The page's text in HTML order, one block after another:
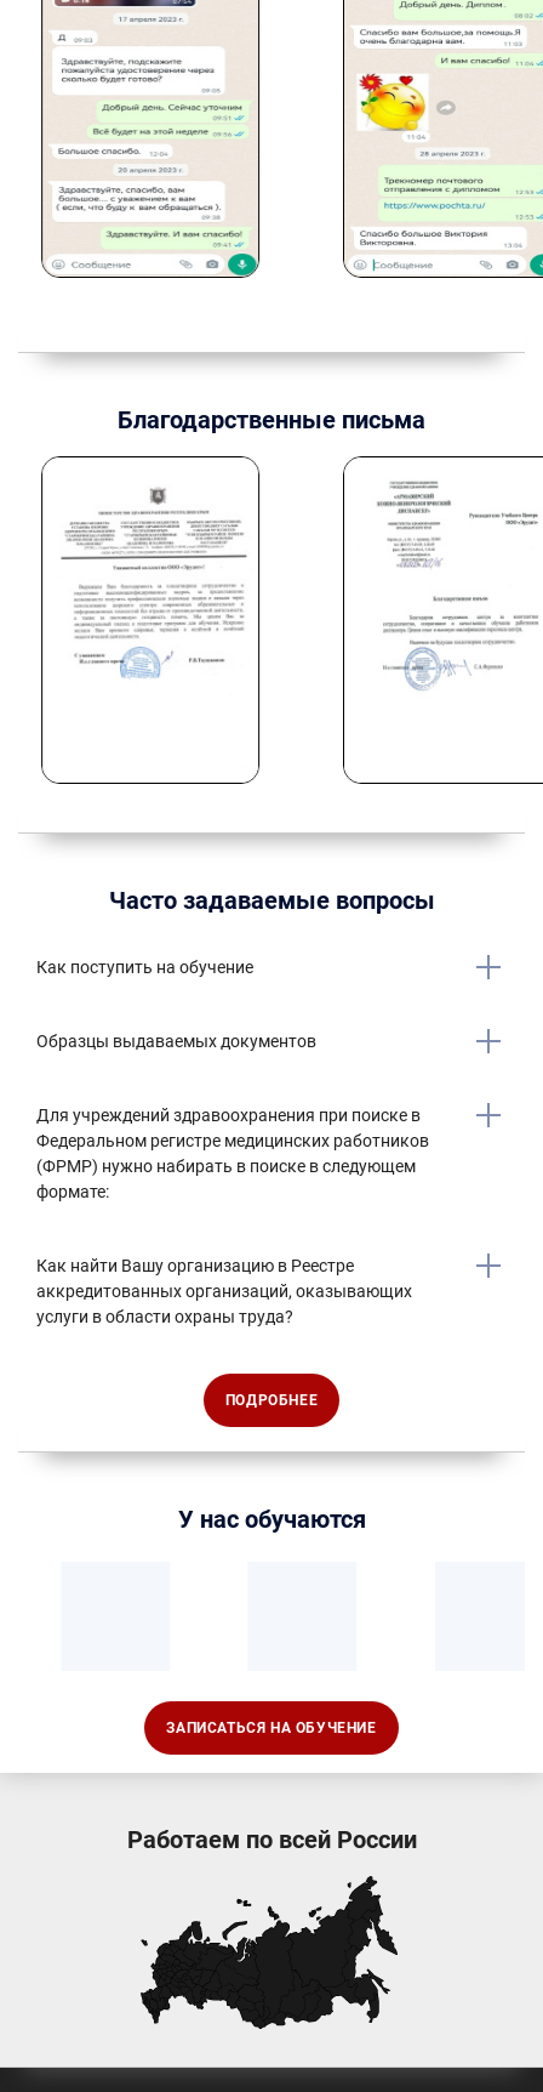
Благодарственные письма
Часто задаваемые вопросы
Как поступить на обучение
Образцы выдаваемых документов
Для учреждений здравоохранения при поиске в
Федеральном регистре медицинских работников
(ФРМР) нужно набирать в поиске в следующем
формате:
Как найти Вашу организацию в Реестре
аккредитованных организаций, оказывающих
услуги в области охраны труда?
ПОДРОБНЕЕ
У нас обучаются
ЗАПИСАТЬСЯ НА ОБУЧЕНИЕ
Работаем по всей России